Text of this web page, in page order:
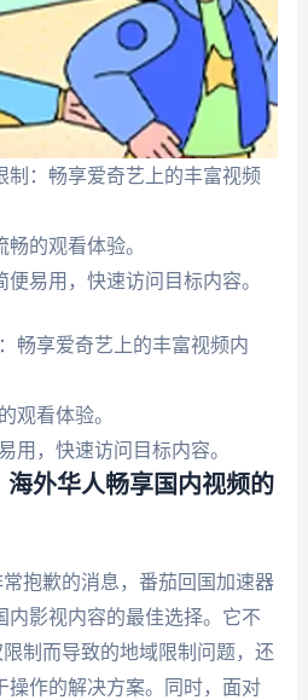
制：畅享爱奇艺上的丰富视频
的观看体验。
易用，快速访问目标内容。
畅享爱奇艺上的丰富视频内
观看体验。
用，快速访问目标内容。
外华人畅享国内视频的
抱歉的消息，番茄回国加速器
内影视内容的最佳选择。它不
制而导致的地域限制问题，还
操作的解决方案。同时，面对